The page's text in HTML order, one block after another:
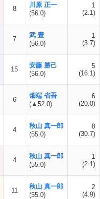
8
川原 正一
(56.0)
1
(2.1)
7
武 豊
(56.0)
1
(3.7)
15
安藤 勝己
(56.0)
5
(16.1)
6
畑端 省吾
(▲52.0)
6
(20.0)
4
秋山 真一郎
(55.0)
8
(30.7)
4
秋山 真一郎
(55.0)
1
(2.1)
11
秋山 真一郎
(55.0)
2
(4.9)